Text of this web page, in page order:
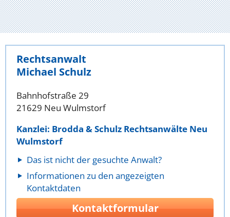
Rechtsanwalt
Michael Schulz
Bahnhofstraße 29
21629 Neu Wulmstorf
Kanzlei: Brodda & Schulz Rechtsanwälte Neu
Wulmstorf
Das ist nicht der gesuchte Anwalt?
Informationen zu den angezeigten
Kontaktdaten
Kontaktformular